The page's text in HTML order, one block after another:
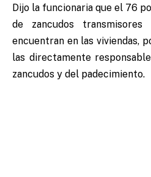
Dijo la funcionaria que el 76
de zancudos
encuentran en las viviendas,
las directamente
zancudos y del padecimiento.